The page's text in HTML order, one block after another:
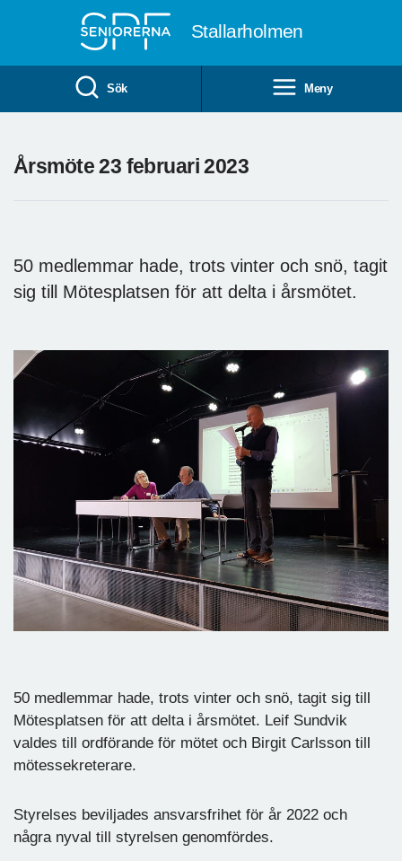
Stallarholmen
Sök Meny
Årsmöte 23 februari 2023
50 medlemmar hade, trots vinter och snö, tagit
sig till Mötesplatsen för att delta i årsmötet.
50 medlemmar hade, trots vinter och snö, tagit sig till
Mötesplatsen för att delta i årsmötet. Leif Sundvik
valdes till ordförande för mötet och Birgit Carlsson till
mötessekreterare.
Styrelses beviljades ansvarsfrihet för år 2022 och
några nyval till styrelsen genomfördes.